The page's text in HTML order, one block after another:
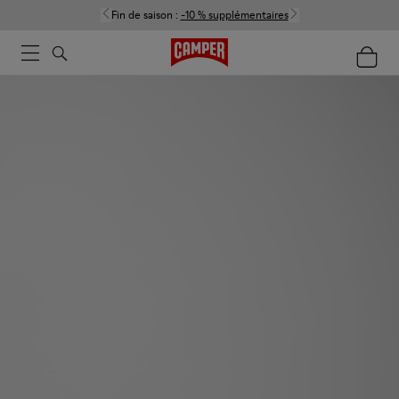
Fin de saison : -10 % supplémentaires